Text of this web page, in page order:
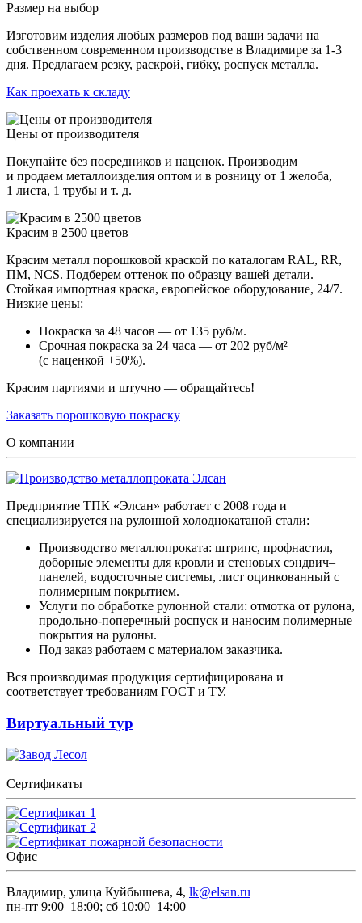
Размер на выбор
Изготовим изделия любых размеров под ваши задачи на
собственном современном производстве в Владимире за 1-3
дня. Предлагаем резку, раскрой, гибку, роспуск металла.
Как проехать к складу
Цены от производителя
Покупайте без посредников и наценок. Производим
и продаем металлоизделия оптом и в розницу от 1 желоба,
1 листа, 1 трубы и т. д.
Красим в 2500 цветов
Красим металл порошковой краской по каталогам RAL, RR,
ПМ, NCS. Подберем оттенок по образцу вашей детали.
Стойкая импортная краска, европейское оборудование, 24/7.
Низкие цены:
Покраска за 48 часов — от 135 руб/м.
Срочная покраска за 24 часа — от 202 руб/м²
(с наценкой +50%).
Красим партиями и штучно — обращайтесь!
Заказать порошковую покраску
О компании
Предприятие ТПК «Элсан» работает с 2008 года и
специализируется на рулонной холоднокатаной стали:
Производство металлопроката: штрипс, профнастил,
доборные элементы для кровли и стеновых сэндвич–
панелей, водосточные системы, лист оцинкованный с
полимерным покрытием.
Услуги по обработке рулонной стали: отмотка от рулона,
продольно-поперечный роспуск и наносим полимерные
покрытия на рулоны.
Под заказ работаем с материалом заказчика.
Вся производимая продукция сертифицирована и
соответствует требованиям ГОСТ и ТУ.
Виртуальный тур
Сертификаты
Офис
Владимир, улица Куйбышева, 4, lk@elsan.ru
пн-пт 9:00–18:00; сб 10:00–14:00